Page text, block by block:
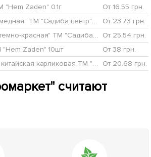
Zaden" 0.1г
От 16.55 грн.
Бегония "Шансон F1 медная" ТМ "Садиба центр" 10шт
От 23.73 грн.
Бегония "Шансон F1 темно-красная" ТМ "Садиба центр" 10шт От 25.54 грн.
Zaden" 10шт
От 38 грн.
Гвоздика "Карусель" китайская карликовая ТМ "Садиба центр" 0,1г
От 20.68 грн.
считают